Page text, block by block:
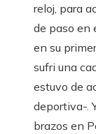
reloj, para
de paso en
en su
sufri una
estuvo de
deportiva-.
brazos en